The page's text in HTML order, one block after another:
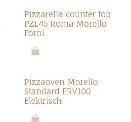
Pizzarella counter top
PZL45 Roma Morello
Forni
Pizzaoven Morello
Standard FRV100
Elektrisch